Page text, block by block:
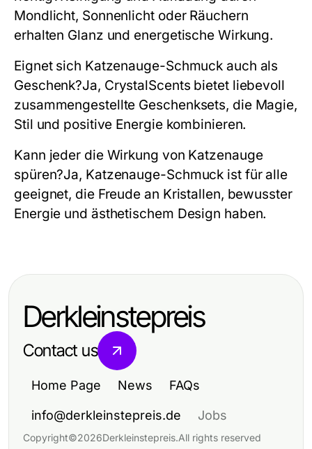
Mondlicht, Sonnenlicht oder Räuchern
erhalten Glanz und energetische Wirkung.
Eignet sich Katzenauge-Schmuck auch als
Geschenk?Ja, CrystalScents bietet liebevoll
zusammengestellte Geschenksets, die Magie,
Stil und positive Energie kombinieren.
Kann jeder die Wirkung von Katzenauge
spüren?Ja, Katzenauge-Schmuck ist für alle
geeignet, die Freude an Kristallen, bewusster
Energie und ästhetischem Design haben.
Derkleinstepreis
Contact us
Home Page News FAQs
info@derkleinstepreis.de Jobs
Copyright©2026Derkleinstepreis.All rights reserved